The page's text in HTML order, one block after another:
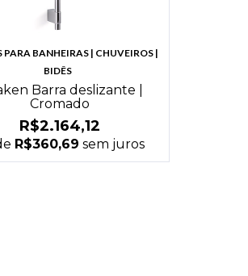
PARA BANHEIRAS | CHUVEIROS |
BIDÊS
Barra deslizante |
Cromado
R$2.164,12
R$360,69 sem juros